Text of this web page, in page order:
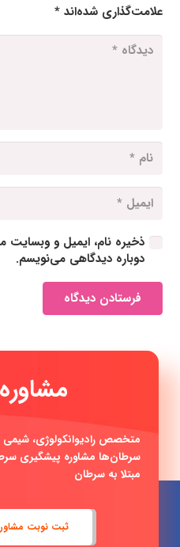
علامت‌گذاری شده‌اند*
ذخیره نام، ایمیل و وبسایت
دوباره دیدگاهی می‌نویسم.
فرستادن دیدگاه
م
متخصص رادیوانکولوژی، شیمی
سرطان‌ها مشاوره پیشگیری
مبتلا به سرطان
ثبت نوبت